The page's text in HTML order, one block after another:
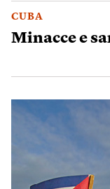
CUBA
Minacce e